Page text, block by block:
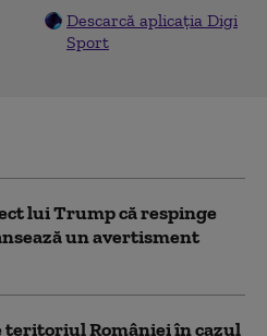
Descarcă aplicația Digi
Sport
lui Trump că respinge
un avertisment
teritoriul României în cazul